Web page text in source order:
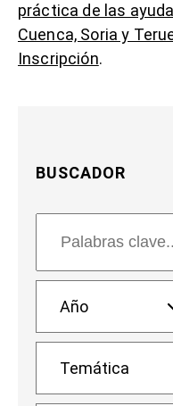
práctica de las
Cuenca, Soria y
Inscripción.
BUSCADOR